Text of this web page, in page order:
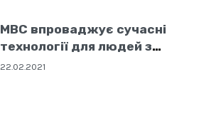
МВС впроваджує сучасні
технології для людей з
порушенням слуху
22.02.2021